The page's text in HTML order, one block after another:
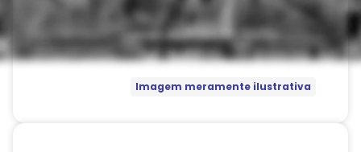
Imagem meramente ilustrativa